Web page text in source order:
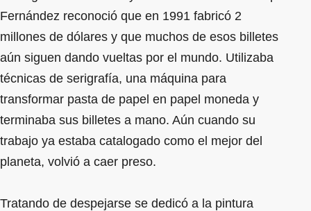
Fernández reconoció que en 1991 fabricó 2
millones de dólares y que muchos de esos billetes
aún siguen dando vueltas por el mundo. Utilizaba
técnicas de serigrafía, una máquina para
transformar pasta de papel en papel moneda y
terminaba sus billetes a mano. Aún cuando su
trabajo ya estaba catalogado como el mejor del
planeta, volvió a caer preso.
Tratando de despejarse se dedicó a la pintura